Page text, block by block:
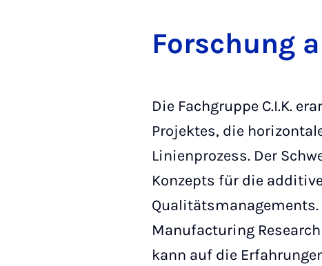
Forschung
Die Fachgruppe C.I.K.
Projektes, die
Linienprozess. Der
Konzepts für die
Manufacturing
kann auf die